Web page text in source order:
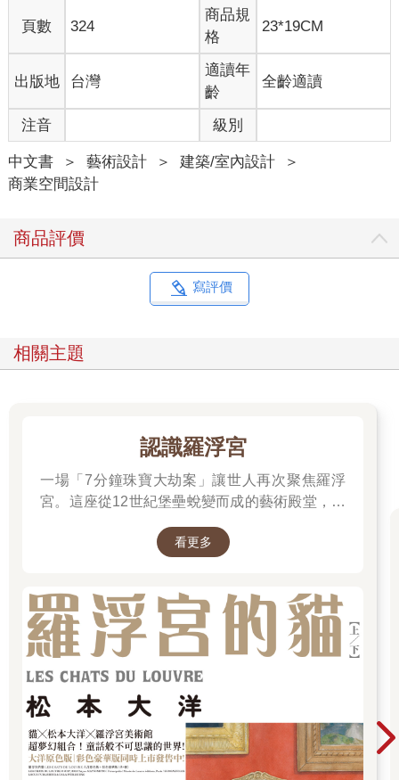
頁數 324
商品規
格
23*19CM
出版地 台灣
適讀年
齡
全齡適讀
注音 級別
中文書 ＞ 藝術設計 ＞ 建築/室內設計
＞
商業空間設計
商品評價
寫評價
相關主題
認識羅浮宮
一場「7分鐘珠寶大劫案」讓世人再次聚焦羅浮
宮。這座從12世紀堡壘蛻變而成的藝術殿堂，收
一起深入探尋羅浮宮八百年的歷史、珍藏的秘密
看更多